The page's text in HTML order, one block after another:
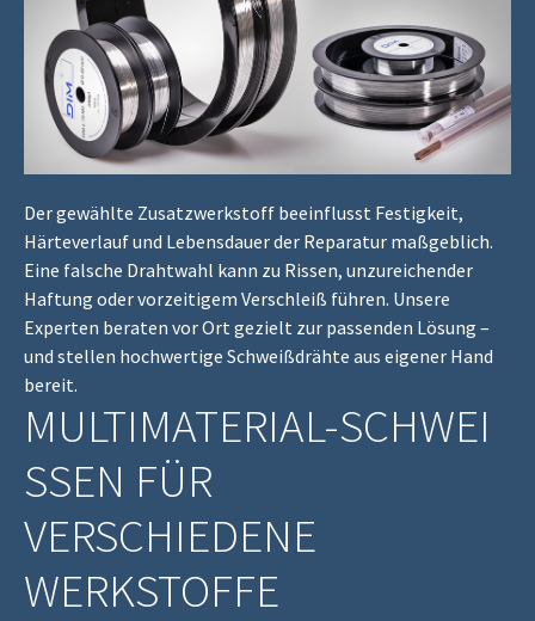
Der gewählte Zusatzwerkstoff beeinflusst Festigkeit,
Härteverlauf und Lebensdauer der Reparatur maßgeblich.
Eine falsche Drahtwahl kann zu Rissen, unzureichender
Haftung oder vorzeitigem Verschleiß führen. Unsere
Experten beraten vor Ort gezielt zur passenden Lösung –
und stellen hochwertige Schweißdrähte aus eigener Hand
bereit.
MULTIMATERIAL‑SCHWEI
SSEN FÜR
VERSCHIEDENE
WERKSTOFFE